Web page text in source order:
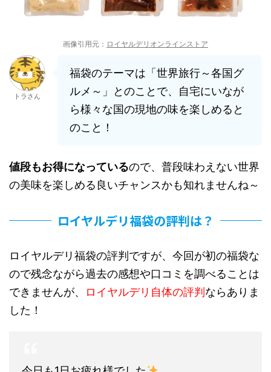
画像引用元： ロイヤルデリオンラインストア
トラさん
福袋のテーマは「世界旅行～各国グ
ルメ～」とのことで、自宅にいなが
ら様々な国の現地の味を楽しめると
のこと！
値段もお得になっているので、普段味わえない世界
の美味を楽しめる良いチャンスかも知れませんね～
ロイヤルデリ福袋の評判は？
ロイヤルデリ福袋の評判ですが、今回が初の福袋な
ので残念ながら過去の感想や口コミを調べることは
できませんが、
ロイヤルデリ自体の評判 ならありま
した！